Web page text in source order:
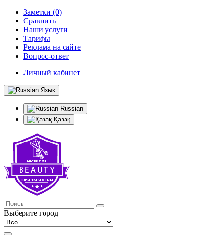
Заметки (0)
Сравнить
Наши услуги
Тарифы
Реклама на сайте
Вопрос-ответ
Личный кабинет
Язык
Russian
Қазақ
Выберите город